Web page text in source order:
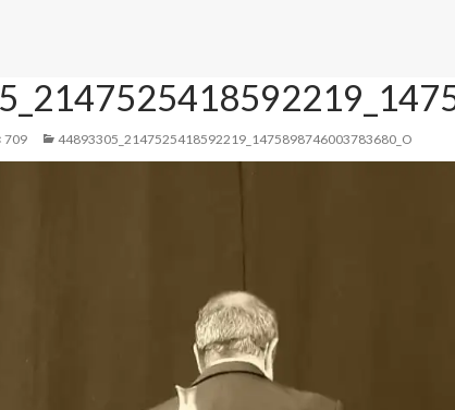
709 44893305_2147525418592219_1475898746003783680_O